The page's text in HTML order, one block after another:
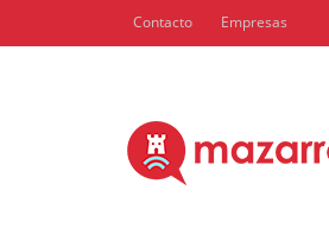
Contacto Empresas